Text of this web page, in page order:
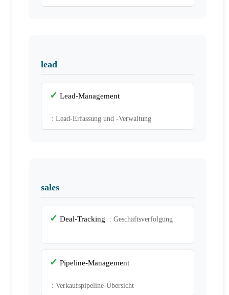
lead
Lead-Management
: Lead-Erfassung und -Verwaltung
sales
Deal-Tracking : Geschäftsverfolgung
Pipeline-Management
: Verkaufspipeline-Übersicht